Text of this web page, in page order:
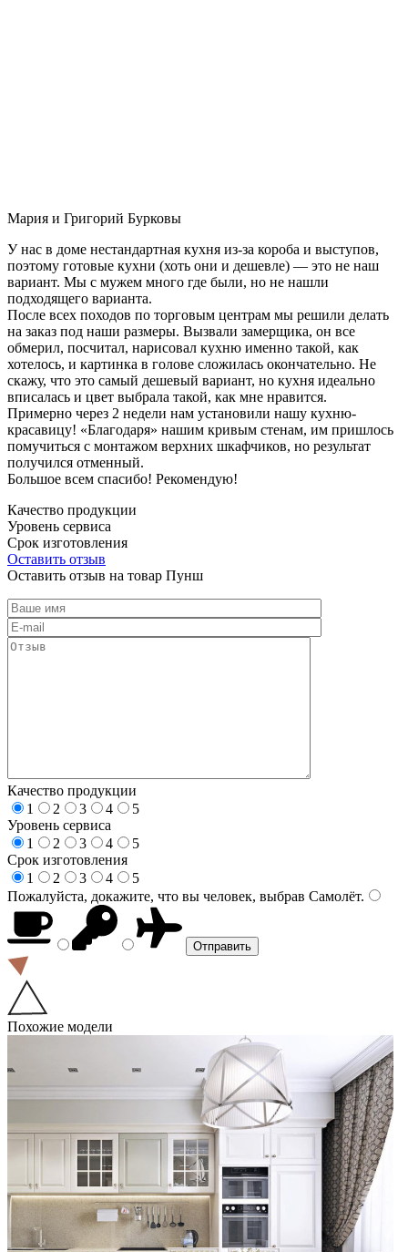
Мария и Григорий Бурковы
У нас в доме нестандартная кухня из-за короба и выступов,
поэтому готовые кухни (хоть они и дешевле) — это не наш
вариант. Мы с мужем много где были, но не нашли
подходящего варианта.
После всех походов по торговым центрам мы решили делать
на заказ под наши размеры. Вызвали замерщика, он все
обмерил, посчитал, нарисовал кухню именно такой, как
хотелось, и картинка в голове сложилась окончательно. Не
скажу, что это самый дешевый вариант, но кухня идеально
вписалась и цвет выбрала такой, как мне нравится.
Примерно через 2 недели нам установили нашу кухню-
красавицу! «Благодаря» нашим кривым стенам, им пришлось
помучиться с монтажом верхних шкафчиков, но результат
получился отменный.
Большое всем спасибо! Рекомендую!
Качество продукции
Уровень сервиса
Срок изготовления
Оставить отзыв
Оставить отзыв на товар Пунш
Качество продукции
1
2 3 4
5
Уровень сервиса
1
2 3 4
5
Срок изготовления
1
2 3 4
5
Пожалуйста, докажите, что вы человек, выбрав Самолёт.
Похожие модели